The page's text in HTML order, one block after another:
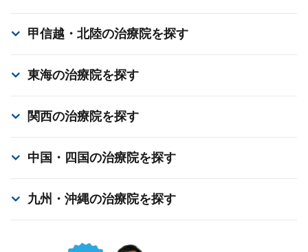
甲信越・北陸の治療院を探す
東海の治療院を探す
関西の治療院を探す
中国・四国の治療院を探す
九州・沖縄の治療院を探す